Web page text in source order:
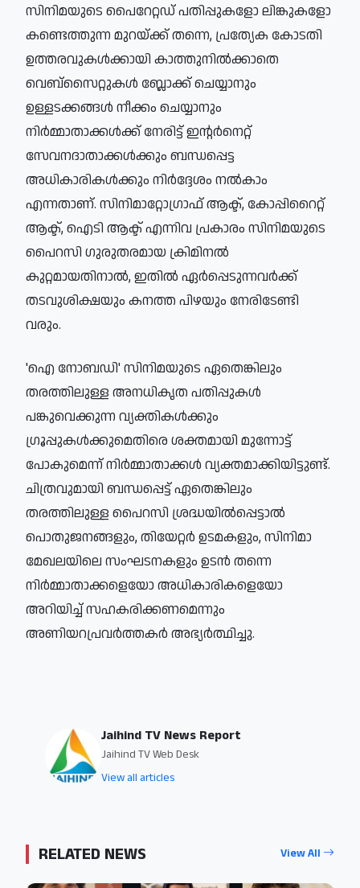
സിനിമയുടെ പൈറേറ്റഡ് പതിപ്പുകളോ ലിങ്കുകളോ
കണ്ടെത്തുന്ന മുറയ്ക്ക് തന്നെ, പ്രത്യേക കോടതി
ഉത്തരവുകൾക്കായി കാത്തുനിൽക്കാതെ
വെബ്‌സൈറ്റുകൾ ബ്ലോക്ക് ചെയ്യാനും
ഉള്ളടക്കങ്ങൾ നീക്കം ചെയ്യാനും
നിർമ്മാതാക്കൾക്ക് നേരിട്ട് ഇന്റർനെറ്റ്
സേവനദാതാക്കൾക്കും ബന്ധപ്പെട്ട
അധികാരികൾക്കും നിർദ്ദേശം നൽകാം
എന്നതാണ്. സിനിമാറ്റോഗ്രാഫ് ആക്ട്, കോപ്പിറൈറ്റ്
ആക്ട്, ഐടി ആക്ട് എന്നിവ പ്രകാരം സിനിമയുടെ
പൈറസി ഗുരുതരമായ ക്രിമിനൽ
കുറ്റമായതിനാൽ, ഇതിൽ ഏർപ്പെടുന്നവർക്ക്
തടവുശിക്ഷയും കനത്ത പിഴയും നേരിടേണ്ടി
വരും.
'ഐ നോബഡി' സിനിമയുടെ ഏതെങ്കിലും
തരത്തിലുള്ള അനധികൃത പതിപ്പുകൾ
പങ്കുവെക്കുന്ന വ്യക്തികൾക്കും
ഗ്രൂപ്പുകൾക്കുമെതിരെ ശക്തമായി മുന്നോട്ട്
പോകുമെന്ന് നിർമ്മാതാക്കൾ വ്യക്തമാക്കിയിട്ടുണ്ട്.
ചിത്രവുമായി ബന്ധപ്പെട്ട് ഏതെങ്കിലും
തരത്തിലുള്ള പൈറസി ശ്രദ്ധയിൽപ്പെട്ടാൽ
പൊതുജനങ്ങളും, തിയേറ്റർ ഉടമകളും, സിനിമാ
മേഖലയിലെ സംഘടനകളും ഉടൻ തന്നെ
നിർമ്മാതാക്കളെയോ അധികാരികളെയോ
അറിയിച്ച് സഹകരിക്കണമെന്നും
അണിയറപ്രവർത്തകർ അഭ്യർത്ഥിച്ചു.
Jaihind TV News Report
Jaihind TV Web Desk
View all articles
RELATED NEWS View All